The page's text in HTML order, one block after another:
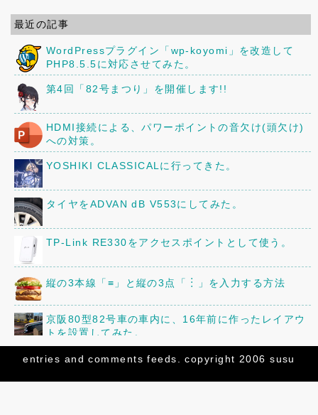
最近の記事
WordPressプラグイン「wp-koyomi」を改造して
PHP8.5.5に対応させてみた。
第4回「82号まつり」を開催します!!
HDMI接続による、パワーポイントの音欠け(頭欠け)
への対策。
YOSHIKI CLASSICALに行ってきた。
タイヤをADVAN dB V553にしてみた。
TP-Link RE330をアクセスポイントとして使う。
縦の3本線「≡」と縦の3点「︙」を入力する方法
京阪80型82号車の車内に、16年前に作ったレイアウ
トを設置してみた。
三菱「ミニキャブ」のオーディオ・スピーカーを交換
entries andcomments feeds. copyright 2006 susu